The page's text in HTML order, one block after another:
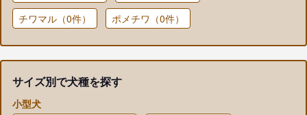
チワマル（0件）
ポメチワ（0件）
サイズ別で犬種を探す
小型犬